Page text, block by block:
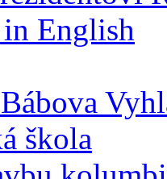
English
škola